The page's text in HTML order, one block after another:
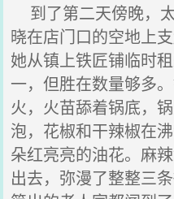
到了第二天傍晚，
晓在店门口的空地上
她从镇上铁匠铺临时
一，但胜在数量够多
火，火苗舔着锅底，
泡，花椒和干辣椒在
朵红亮亮的油花。麻
出去，弥漫了整整三